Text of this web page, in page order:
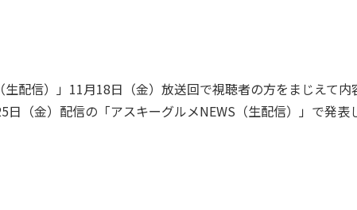
配信）」11月18日（金）放送回で視聴者の方をまじえて内
（金）配信の「アスキーグルメNEWS（生配信）」で発表